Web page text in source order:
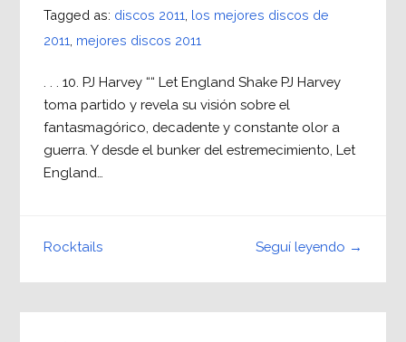
Tagged as: discos 2011 los mejores discos de
2011 mejores discos 2011
. . . 10. PJ Harvey ““ Let England Shake PJ Harvey
toma partido y revela su visión sobre el
fantasmagórico, decadente y constante olor a
guerra. Y desde el bunker del estremecimiento, Let
England…
Seguí leyendo →
Rocktails